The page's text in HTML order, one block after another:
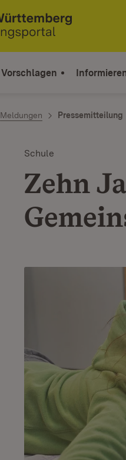
Vorschlagen
Meldungen Pressemitteilung
Schule
Zehn